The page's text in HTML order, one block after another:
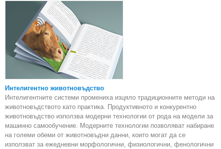
Интелигентно животновъдство
Интелигентните системи промениха изцяло традиционните методи на
животновъдството като практика. Продуктивното и конкурентно
животновъдство използва модерни технологии от рода на модели за
машинно самообучение. Модерните технологии позволяват набиране
на големи обеми от животновъдни данни, които могат да се
използват за ежедневни морфологични, физиологични, фенологични